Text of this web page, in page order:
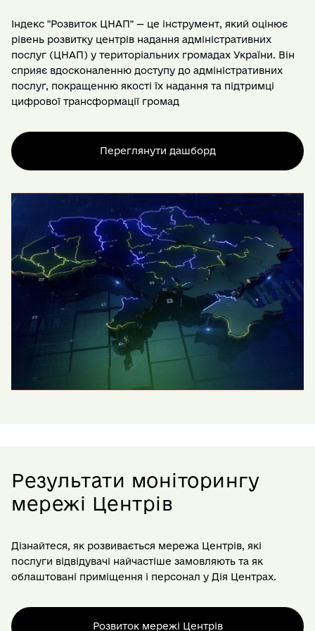
Індекс "Розвиток ЦНАП" — це інструмент, який оцінює
рівень розвитку центрів надання адміністративних
послуг (ЦНАП) у територіальних громадах України. Він
сприяє вдосконаленню доступу до адміністративних
послуг, покращенню якості їх надання та підтримці
цифрової трансформації громад
Переглянути дашборд
Результати моніторингу
мережі Центрів
Дізнайтеся, як розвивається мережа Центрів, які
послуги відвідувачі найчастіше замовляють та як
облаштовані приміщення і персонал у Дія Центрах.
Розвиток мережі Центрів